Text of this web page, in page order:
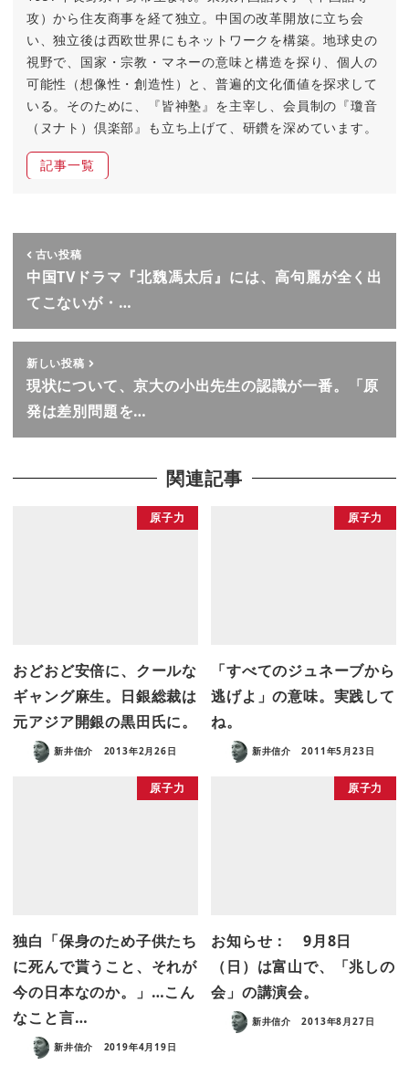
攻）から住友商事を経て独立。中国の改革開放に立ち会
い、独立後は西欧世界にもネットワークを構築。地球史の
視野で、国家・宗教・マネーの意味と構造を探り、個人の
可能性（想像性・創造性）と、普遍的文化価値を探求して
いる。そのために、『皆神塾』を主宰し、会員制の『瓊音
（ヌナト）倶楽部』も立ち上げて、研鑽を深めています。
記事一覧
古い投稿
中国TVドラマ『北魏馮太后』には、高句麗が全く出
てこないが・…
新しい投稿
現状について、京大の小出先生の認識が一番。「原
発は差別問題を…
関連記事
原子力
おどおど安倍に、クールな
ギャング麻生。日銀総裁は
元アジア開銀の黒田氏に。
新井信介 2013年2月26日
原子力
「すべてのジュネーブから
逃げよ」の意味。実践して
ね。
新井信介 2011年5月23日
原子力
独白「保身のため子供たち
に死んで貰うこと、それが
今の日本なのか。」…こん
なこと言…
新井信介 2019年4月19日
原子力
お知らせ： 9月8日
（日）は富山で、「兆しの
会」の講演会。
新井信介 2013年8月27日